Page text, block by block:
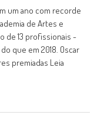
um ano com recorde
de Artes e
de 13 profissionais -
que em 2018. Oscar
premiadas Leia